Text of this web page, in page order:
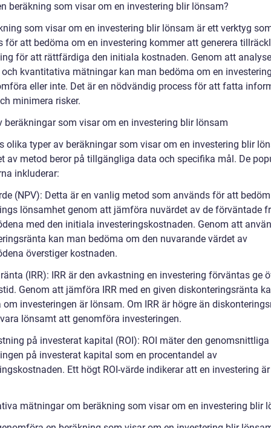
beräkning som visar om en investering blir lönsam?
som visar om en investering blir lönsam är ett verktyg
för att bedöma om en investering kommer att generera
för att rättfärdiga den initiala kostnaden. Genom att
kvantitativa mätningar kan man bedöma om en
eller inte. Det är en nödvändig process för att fatta
minimera risker.
beräkningar som visar om en investering blir lönsam
olika typer av beräkningar som visar om en investering blir
av metod beror på tillgängliga data och specifika mål. De
inkluderar:
(NPV): Detta är en vanlig metod som används för att
lönsamhet genom att jämföra nuvärdet av de förväntade
med den initiala investeringskostnaden. Genom att
kan man bedöma om den nuvarande värdet av
överstiger kostnaden.
(IRR): IRR är den avkastning en investering förväntas ge
Genom att jämföra IRR med en given diskonteringsränta
om investeringen är lönsam. Om IRR är högre än
lönsamt att genomföra investeringen.
på investerat kapital (ROI): ROI mäter den
på investerat kapital som en procentandel av
Ett högt ROI-värde indikerar att en investering är
mätningar om beräkning som visar om en investering blir